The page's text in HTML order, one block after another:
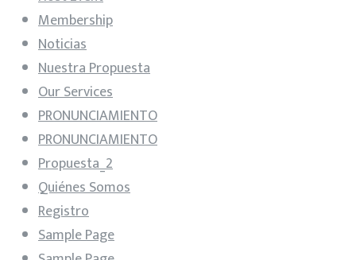
Membership
Noticias
Nuestra Propuesta
Our Services
PRONUNCIAMIENTO
PRONUNCIAMIENTO
Propuesta_2
Quiénes Somos
Registro
Sample Page